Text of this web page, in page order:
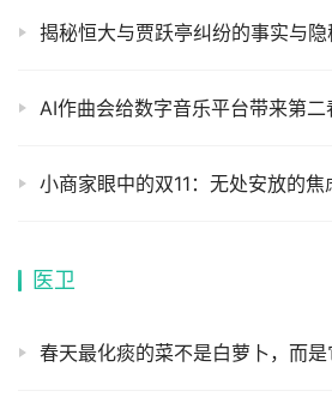
揭秘恒大与贾跃亭纠纷的事实与
AI作曲会给数字音乐平台带来第二
小商家眼中的双11：无处安放的焦
医卫
春天最化痰的菜不是白萝卜，而